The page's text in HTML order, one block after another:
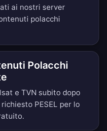
ai nostri server
polacchi
Polacchi
e TVN subito dopo
PESEL per lo